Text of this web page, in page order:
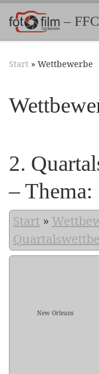
Zum Inhalt–
Start » Wettbewerbe
2.
– Thema:
Start »
New Orleans